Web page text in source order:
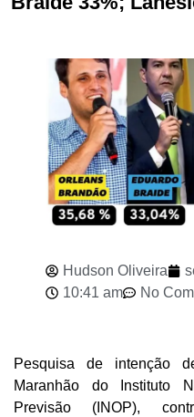
Hudson Oliveira
10:41 am
No
Pesquisa de intenção
Maranhão do Instituto
Previsão (INOP),